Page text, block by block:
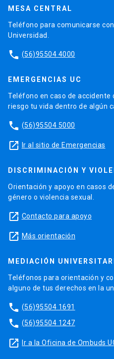
MESA CENTRAL
Teléfono para comunicarse
Universidad.
phone (56)95504 4000
EMERGENCIAS UC
Teléfono en caso de accidente
riesgo tu vida dentro de algún
phone (56)95504 5000
launch Ir al sitio de Emergencias
DISCRIMINACIÓN Y
Orientación y apoyo en casos
género o violencia sexual.
launch Contacto para apoyo
launch Más orientación
MEDIACIÓN
Teléfonos para orientación y
alguno de tus derechos en la
phone (56)95504 1691
phone (56)95504 1247
launch Ir a la Oficina de Ombuds